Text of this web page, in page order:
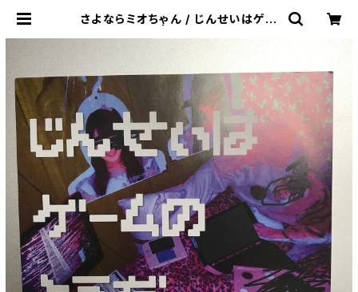
さよならミオちゃん / じんせいはゲー